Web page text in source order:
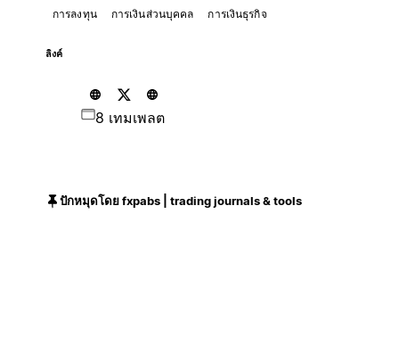
การลงทุน การเงินส่วนบุคคล การเงินธุรกิจ
ลิงค์
8 เทมเพลต
ปักหมุดโดย fxpabs | trading journals & tools